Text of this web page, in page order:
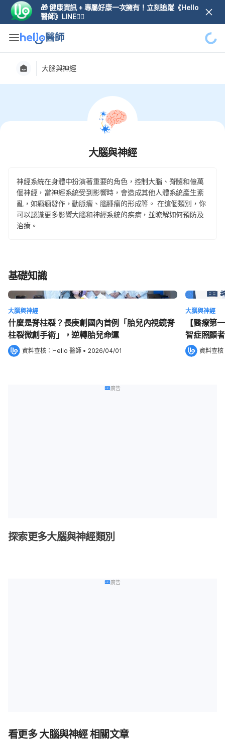
🎁 健康資訊 + 專屬好康一次擁有！立刻追蹤《Hello
醫師》LINE👆🏼
大腦與神經
大腦與神經
神經系統在身體中扮演著重要的角色，控制大腦、脊髓和億萬
個神經，當神經系統受到影響時，會造成其他人體系統產生紊
亂，如癲癇發作，動脈瘤、腦腫瘤的形成等。 在這個類別，你
可以認識更多影響大腦和神經系統的疾病，並瞭解如何預防及
治療。
基礎知識
大腦與神經
什麼是脊柱裂？長庚創國內首例「胎兒內視鏡脊
柱裂微創手術」，逆轉胎兒命運
資料查核： Hello 醫師 • 2026/04/01
大腦與神經
【醫療第
智症照顧
資料查核
廣告
探索更多大腦與神經類別
廣告
看更多 大腦與神經 相關文章